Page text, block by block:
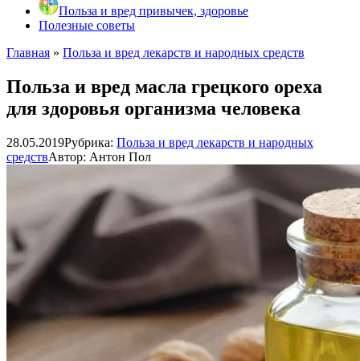
Польза и вред привычек, здоровье
Полезные советы
Главная » Польза и вред лекарств и народных средств
Польза и вред масла грецкого ореха
для здоровья организма человека
28.05.2019Рубрика: Польза и вред лекарств и народных
средствАвтор: Антон Пол